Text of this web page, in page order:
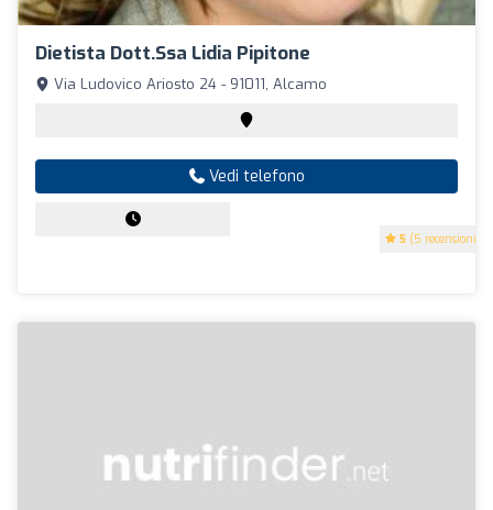
Dietista Dott.ssa Lidia Pipitone
5 (5 recensioni)
Via Ludovico Ariosto 24 - 91011, Alcamo
Vedi telefono